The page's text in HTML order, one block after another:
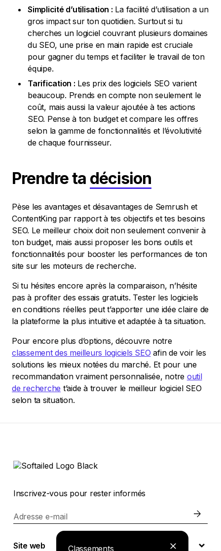
Simplicité d’utilisation : La facilité d’utilisation a un
gros impact sur ton quotidien. Surtout si tu
cherches un logiciel couvrant plusieurs domaines
du SEO, une prise en main rapide est cruciale
pour gagner du temps et faciliter le travail de ton
équipe.
Tarification : Les prix des logiciels SEO varient
beaucoup. Prends en compte non seulement le
coût, mais aussi la valeur ajoutée à tes actions
SEO. Pense à ton budget et compare les offres
selon la gamme de fonctionnalités et l’évolutivité
de chaque fournisseur.
Prendre ta décision
Pèse les avantages et désavantages de Semrush et
ContentKing par rapport à tes objectifs et tes besoins
SEO. Le meilleur choix doit non seulement convenir à
ton budget, mais aussi proposer les bons outils et
fonctionnalités pour booster les performances de ton
site sur les moteurs de recherche.
Si tu hésites encore après la comparaison, n’hésite
pas à profiter des essais gratuits. Tester les logiciels
en conditions réelles peut t’apporter une idée claire de
la plateforme la plus intuitive et adaptée à ta situation.
Pour encore plus d’options, découvre notre
classement des meilleurs logiciels SEO afin de voir les
solutions les mieux notées du marché. Et pour une
recommandation vraiment personnalisée, notre outil
de recherche t’aide à trouver le meilleur logiciel SEO
selon ta situation.
Classements
Inscrivez-vous pour rester informés
Adresse e-mail
Site web